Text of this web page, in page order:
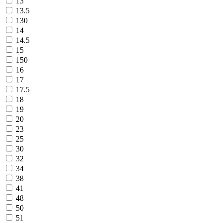
13.5
130
14
14.5
15
150
16
17
17.5
18
19
20
23
25
30
32
34
38
41
48
50
51